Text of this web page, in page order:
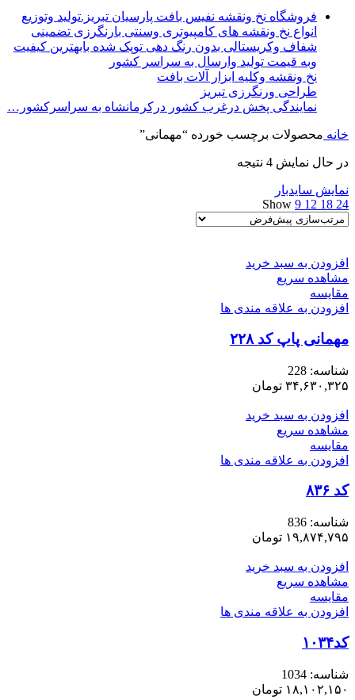
فروشگاه نخ ونقشه نفیس بافت پارسیان تبریز.تولید وتوزیع
انواع نخ ونقشه های کامپیوتری وسنتی بارنگرزی تضمینی
شفاف وکریستالی بدون رنگ دهی توپک شده بابهترین کیفیت
وبه قیمت تولید وارسال به سراسر کشور
نخ ونقشه وکلیه ابزار آلات بافت
طراحی ورنگرزی تبریز
نمایندگی پخش درغرب کشور درکرمانشاه به سراسرکشور…
خانه محصولات برچسب خورده “مهمانی”
در حال نمایش 4 نتیجه
نمایش سایدبار
Show 9 12 18 24
افزودن به سبد خرید
مشاهده سریع
مقایسه
افزودن به علاقه مندی ها
مهمانی پاپ کد ۲۲۸
شناسه: 228
۳۴,۶۳۰,۳۲۵ تومان
افزودن به سبد خرید
مشاهده سریع
مقایسه
افزودن به علاقه مندی ها
کد ۸۳۶
شناسه: 836
۱۹,۸۷۴,۷۹۵ تومان
افزودن به سبد خرید
مشاهده سریع
مقایسه
افزودن به علاقه مندی ها
کد۱۰۳۴
شناسه: 1034
۱۸,۱۰۲,۱۵۰ تومان